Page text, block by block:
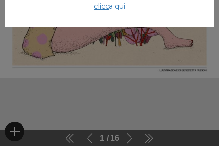
1 16
clicca qui